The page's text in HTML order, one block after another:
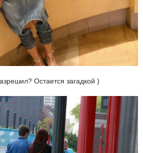
Остается загадкой )